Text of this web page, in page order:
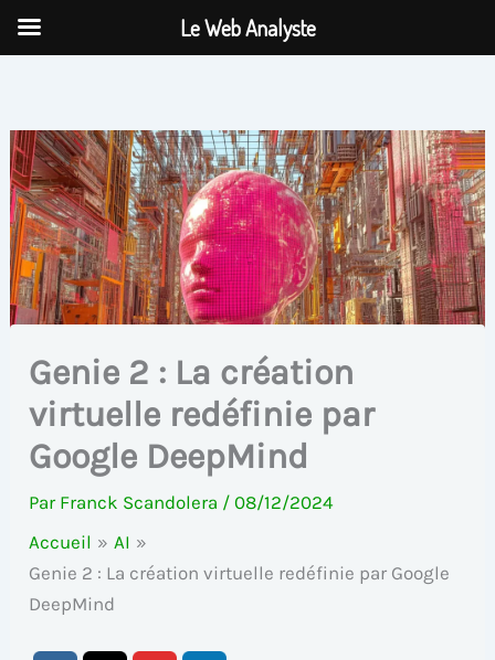
Aller
Genie 2 : La création
virtuelle redéfinie par
Google DeepMind
Par Franck Scandolera /08/12/2024
Accueil
AI
Genie 2 : La création virtuelle redéfinie par Google
DeepMind
Le Web Analyste